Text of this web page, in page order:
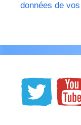
données de